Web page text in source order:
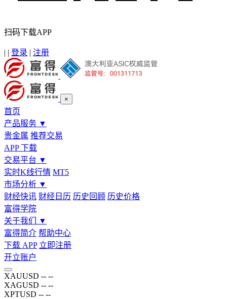
扫码下载APP
| | 登录 | 注册
×
首页
产品服务 ▼
贵金属 推荐交易
APP 下载
交易平台 ▼
实时K线行情 MT5
市场分析 ▼
财经快讯 财经日历 历史回顾 历史价格
富得学院
关于我们
▼
富得简介 帮助中心
下载 APP 立即注册
开立账户
XAUUSD -- --
XAGUSD -- --
XPTUSD -- --